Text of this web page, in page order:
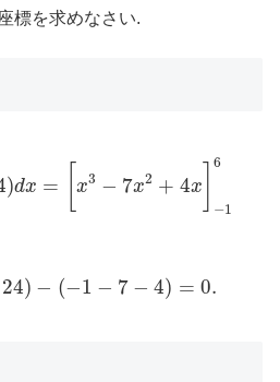
座標を求めなさい.
)dx = x3 − 7x2 + 4x
6
−1
x3 6
24) − (−1 − 7 − 4) = 0.
+ 24 (− 1− −4 0.